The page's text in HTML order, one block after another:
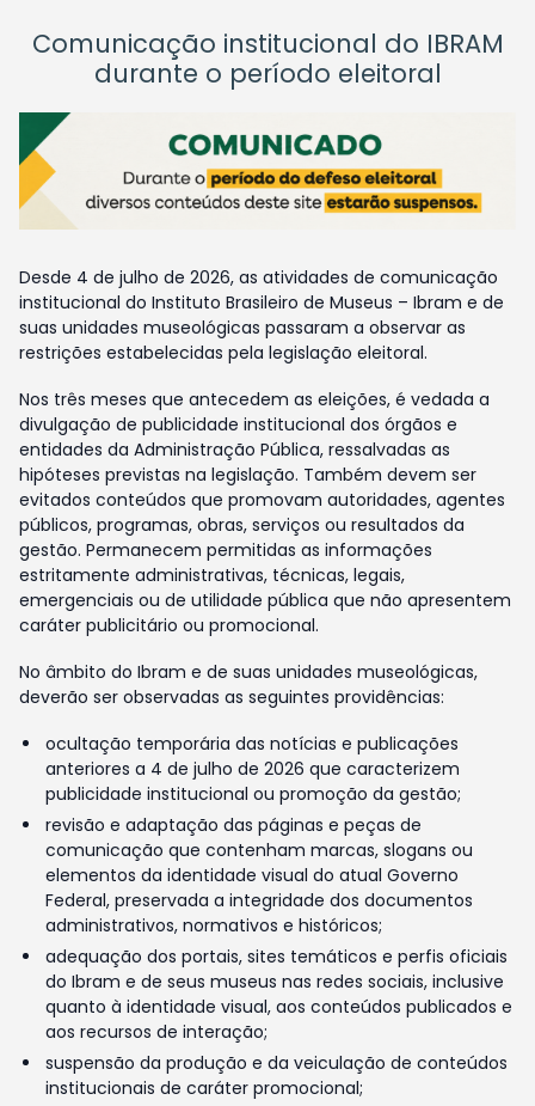
Comunicação institucional do IBRAM
durante o período eleitoral
Desde 4 de julho de 2026, as atividades de comunicação
institucional do Instituto Brasileiro de Museus – Ibram e de
suas unidades museológicas passaram a observar as
restrições estabelecidas pela legislação eleitoral.
Nos três meses que antecedem as eleições, é vedada a
divulgação de publicidade institucional dos órgãos e
entidades da Administração Pública, ressalvadas as
hipóteses previstas na legislação. Também devem ser
evitados conteúdos que promovam autoridades, agentes
públicos, programas, obras, serviços ou resultados da
gestão. Permanecem permitidas as informações
estritamente administrativas, técnicas, legais,
emergenciais ou de utilidade pública que não apresentem
caráter publicitário ou promocional.
No âmbito do Ibram e de suas unidades museológicas,
deverão ser observadas as seguintes providências:
ocultação temporária das notícias e publicações
anteriores a 4 de julho de 2026 que caracterizem
publicidade institucional ou promoção da gestão;
revisão e adaptação das páginas e peças de
comunicação que contenham marcas, slogans ou
elementos da identidade visual do atual Governo
Federal, preservada a integridade dos documentos
administrativos, normativos e históricos;
adequação dos portais, sites temáticos e perfis oficiais
do Ibram e de seus museus nas redes sociais, inclusive
quanto à identidade visual, aos conteúdos publicados e
aos recursos de interação;
suspensão da produção e da veiculação de conteúdos
institucionais de caráter promocional;